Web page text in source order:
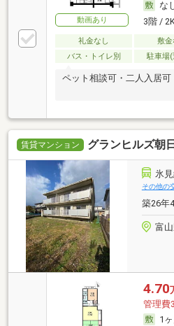
動画あり
な
3階 /
礼金なし 敷金
バス・トイレ別
駐車場
ペット相談可・二人入居
賃貸マンション グランヒルズ朝
氷
その他の
築26年
富
4.70
管理費
1ヶ